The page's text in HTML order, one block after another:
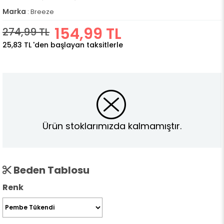
Marka : Breeze
274,99 TL 154,99 TL
25,83 TL 'den başlayan taksitlerle
Ürün stoklarımızda kalmamıştır.
Beden Tablosu
Renk